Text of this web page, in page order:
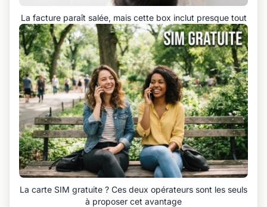
La facture paraît salée, mais cette box inclut presque tout
La carte SIM gratuite ? Ces deux opérateurs sont les seuls
à proposer cet avantage